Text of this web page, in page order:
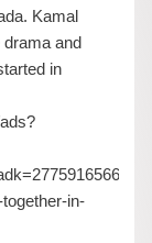
Kamal
and
in
in-